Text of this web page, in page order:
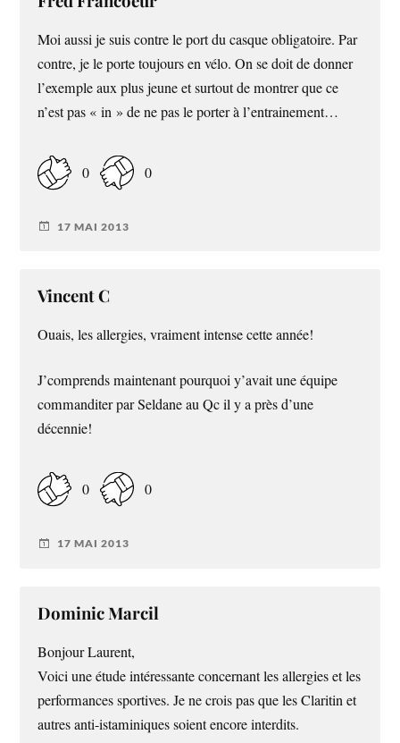
Moi aussi je suis contre le port du casque obligatoire. Par
contre, je le porte toujours en vélo. On se doit de donner
l’exemple aux plus jeune et surtout de montrer que ce
n’est pas « in » de ne pas le porter à l’entrainement…
0 0
17 MAI 2013
Vincent C
Ouais, les allergies, vraiment intense cette année!
J’comprends maintenant pourquoi y’avait une équipe
commanditer par Seldane au Qc il y a près d’une
décennie!
0 0
17 MAI 2013
Dominic Marcil
Bonjour Laurent,
Voici une étude intéressante concernant les allergies et les
performances sportives. Je ne crois pas que les Claritin et
autres anti-istaminiques soient encore interdits.